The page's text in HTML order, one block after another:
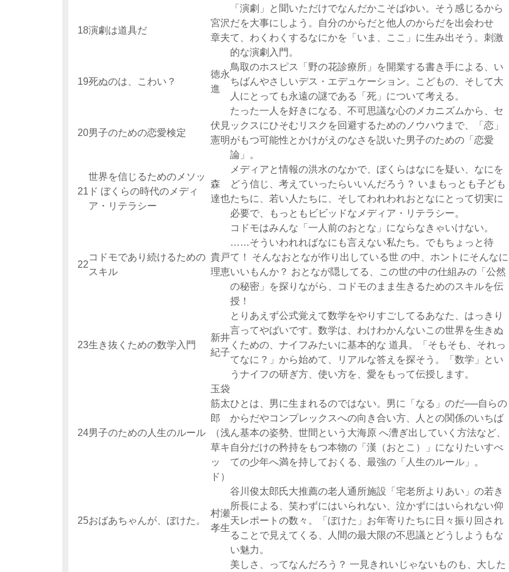
18演劇は道具だ
宮沢
章夫
「演劇」と聞いただけでなんだかこそばゆい。そう感じるから
だを大事にしよう。自分のからだと他人のからだを出会わせ
て、わくわくするなにかを「いま、ここ」に生み出そう。刺激
的な演劇入門。
19死ぬのは、こわい？
徳永
進
鳥取のホスピス「野の花診療所」を開業する書き手による、い
ちばんやさしいデス・エデュケーション。こどもの、そして大
人にとっても永遠の謎である「死」について考える。
20男子のための恋愛検定
伏見
憲明
たった一人を好きになる、不可思議な心のメカニズムから、セ
ックスにひそむリスクを回避するためのノウハウまで、「恋」
がもつ可能性とかけがえのなさを説いた男子のための「恋愛
論」。
21
世界を信じるためのメソッ
ド ぼくらの時代のメディ
ア・リテラシー
森
達也
メディアと情報の洪水のなかで、ぼくらはなにを疑い、なにを
どう信じ、考えていったらいいんだろう？ いまもっとも子ども
たちに、若い人たちに、そしてわれわれおとなにとって切実に
必要で、もっともビビッドなメディア・リテラシー。
22
コドモであり続けるための
スキル
貴戸
理恵
コドモはみんな「一人前のおとな」にならなきゃいけない。
……そういわれればなにも言えない私たち。でもちょっと待
て！ そんなおとなが作り出している世 の中、ホントにそんなに
いいもんか？ おとなが隠してる、この世の中の仕組みの「公然
の秘密」を探りながら、コドモのまま生きるためのスキルを伝
授！
23生き抜くための数学入門
新井
紀子
とりあえず公式覚えて数学をやりすごしてるあなた、はっきり
言ってやばいです。数学は、わけわかんないこの世界を生きぬ
くための、ナイフみたいに基本的な 道具。「そもそも、それっ
てなに？」から始めて、リアルな答えを探そう。「数学」とい
うナイフの研ぎ方、使い方を、愛をもって伝授します。
24男子のための人生のルール
玉袋
筋太
郎
（浅
草キ
ッ
ド）
ひとは、男に生まれるのではない。男に「なる」のだ──自らの
からだやコンプレックスへの向き合い方、人との関係のいちば
ん基本の姿勢、世間という大海原 へ漕ぎ出していく方法など、
自分だけの矜持をもつ本物の「漢（おとこ）」になりたいすべ
ての少年へ満を持しておくる、最強の「人生のルール」。
25おばあちゃんが、ぼけた。
村瀬
孝生
谷川俊太郎氏大推薦の老人通所施設「宅老所よりあい」の若き
所長による、笑わずにはいられない、泣かずにはいられない仰
天レポートの数々。「ぼけた」お年寄りたちに日々振り回され
ることで見えてくる、人間の最大限の不思議とどうしようもな
い魅力。
美しさ、ってなんだろう？ 一見きれいじゃないものも、大した